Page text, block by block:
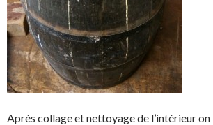
Après collage et nettoyage de l’intérieur